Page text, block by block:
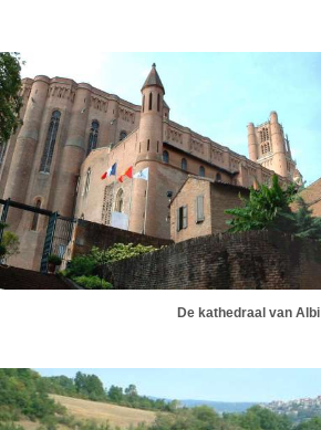
De kathedraal van Albi